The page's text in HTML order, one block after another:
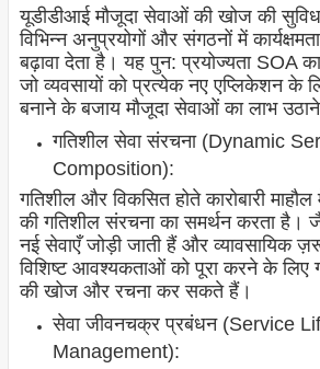
यूडीडीआई मौजूदा सेवाओं की खोज की
विभिन्न अनुप्रयोगों और संगठनों में
बढ़ावा देता है। यह पुन: प्रयोज्यता SOA
जो व्यवसायों को प्रत्येक नए एप्लिकेशन के
बनाने के बजाय मौजूदा सेवाओं का लाभ
गतिशील सेवा संरचना (Dynamic
Composition):
गतिशील और विकसित होते कारोबारी
की गतिशील संरचना का समर्थन करता है।
नई सेवाएँ जोड़ी जाती हैं और व्यावसायिक
विशिष्ट आवश्यकताओं को पूरा करने के
की खोज और रचना कर सकते हैं।
सेवा जीवनचक्र प्रबंधन (Service
Management):